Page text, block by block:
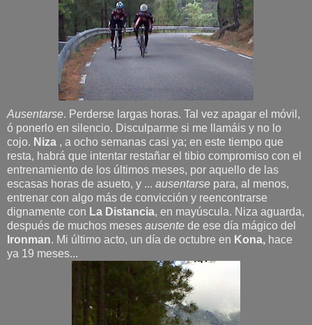
Ausentarse. Perderse largas horas. Tal vez apagar el móvil,
ó ponerlo en silencio. Disculparme si me llamáis y no lo
cojo. Niza , a ocho semanas casi ya; en este tiempo que
resta, habrá que intentar restañar el tibio compromiso con el
entrenamiento de los últimos meses, por aquello de las
escasas horas de asueto, y ... ausentarse para, al menos,
entrenar con algo más de convicción y reencontrarse
dignamente con La Distancia, en mayúscula. Niza aguarda,
después de muchos meses ausente de ese día mágico del
Ironman. Mi último acto, un día de octubre en Kona, hace
ya 19 meses...